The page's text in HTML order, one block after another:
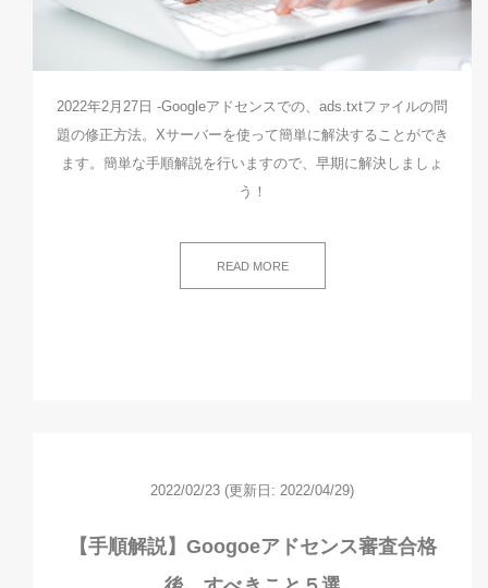
2022年2月27日 -Googleアドセンスでの、ads.txtファイルの問
題の修正方法。Xサーバーを使って簡単に解決することができ
ます。簡単な手順解説を行いますので、早期に解決しましょ
う！
READ MORE
2022/02/23 (更新日: 2022/04/29)
【手順解説】Googoeアドセンス審査合格